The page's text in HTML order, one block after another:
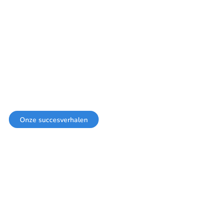
Onze succesverhalen